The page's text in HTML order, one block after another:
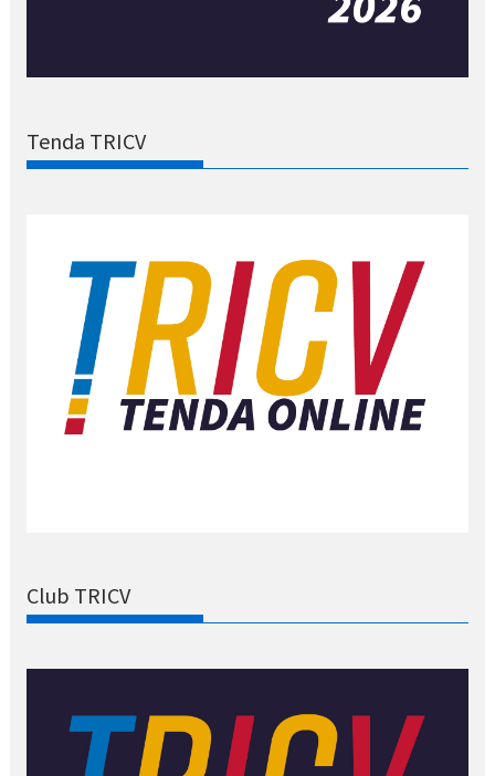
Tenda TRICV
Club TRICV